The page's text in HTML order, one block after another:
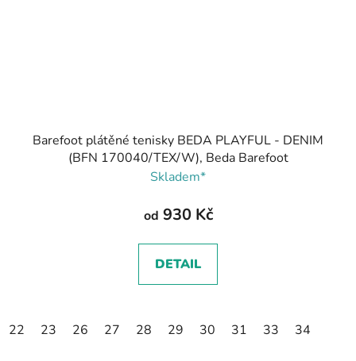
Barefoot plátěné tenisky BEDA PLAYFUL - DENIM
(BFN 170040/TEX/W), Beda Barefoot
Skladem*
od 930 Kč
DETAIL
22 23 26 27 28 29 30 31 33 34